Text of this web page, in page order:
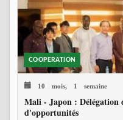
COOPERATION
10 mois, 1 semaine
Mali - Japon : Délégation
d'opportunités